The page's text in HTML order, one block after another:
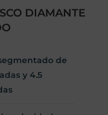
DIAMANTE
de
y 4.5